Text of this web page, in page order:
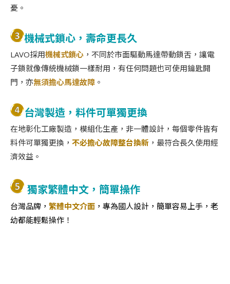
憂。
機械式鎖心，壽命更長久
LAVO採用機械式鎖心 ，不同於市面驅動馬達帶動鎖舌，讓電
子鎖就像傳統機械鎖一樣耐用，有任何問題也可使用鑰匙開
門，亦無須擔心馬達故障 。
台灣製造，料件可單獨更換
在地彰化工廠製造，模組化生產，非一體設計，每個零件皆有
料件可單獨更換， 不必擔心故障整台換新 ，最符合長久使用經
濟效益。
獨家繁體中文，簡單操作
台灣品牌， 繁體中文介面 ，專為國人設計，簡單容易上手，老
幼都能輕鬆操作！